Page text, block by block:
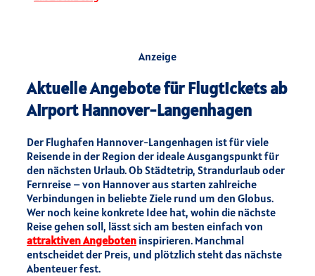
Anzeige
Aktuelle Angebote für Flugtickets ab
Airport Hannover-Langenhagen
Der Flughafen Hannover-Langenhagen ist für viele
Reisende in der Region der ideale Ausgangspunkt für
den nächsten Urlaub. Ob Städtetrip, Strandurlaub oder
Fernreise – von Hannover aus starten zahlreiche
Verbindungen in beliebte Ziele rund um den Globus.
Wer noch keine konkrete Idee hat, wohin die nächste
Reise gehen soll, lässt sich am besten einfach von
attraktiven Angeboten inspirieren. Manchmal
entscheidet der Preis, und plötzlich steht das nächste
Abenteuer fest.